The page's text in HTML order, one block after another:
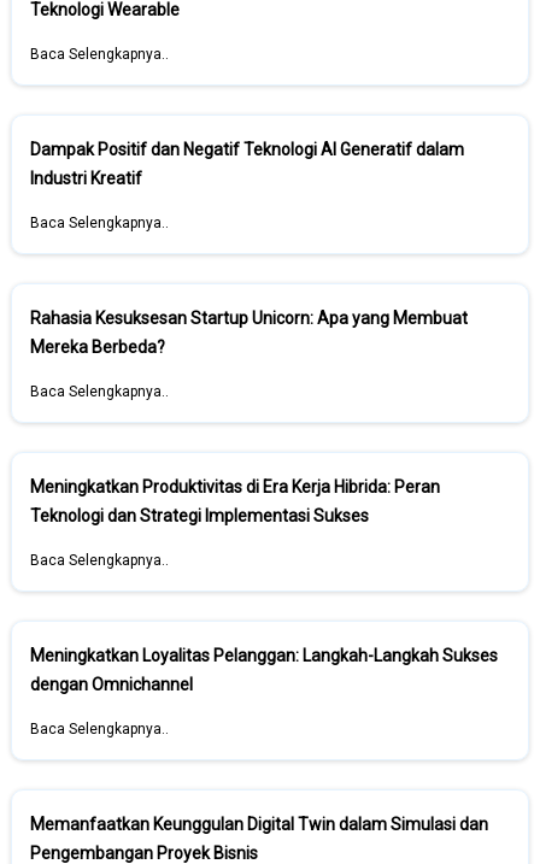
Teknologi Wearable
Baca Selengkapnya..
Dampak Positif dan Negatif Teknologi AI Generatif dalam
Industri Kreatif
Baca Selengkapnya..
Rahasia Kesuksesan Startup Unicorn: Apa yang Membuat
Mereka Berbeda?
Baca Selengkapnya..
Meningkatkan Produktivitas di Era Kerja Hibrida: Peran
Teknologi dan Strategi Implementasi Sukses
Baca Selengkapnya..
Meningkatkan Loyalitas Pelanggan: Langkah-Langkah Sukses
dengan Omnichannel
Baca Selengkapnya..
Memanfaatkan Keunggulan Digital Twin dalam Simulasi dan
Pengembangan Proyek Bisnis